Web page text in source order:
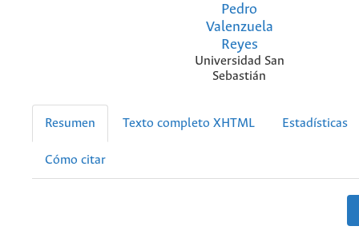
Pedro
Valenzuela
Reyes
Universidad San
Sebastián
Resumen Texto completo XHTML Estadísticas
Cómo citar